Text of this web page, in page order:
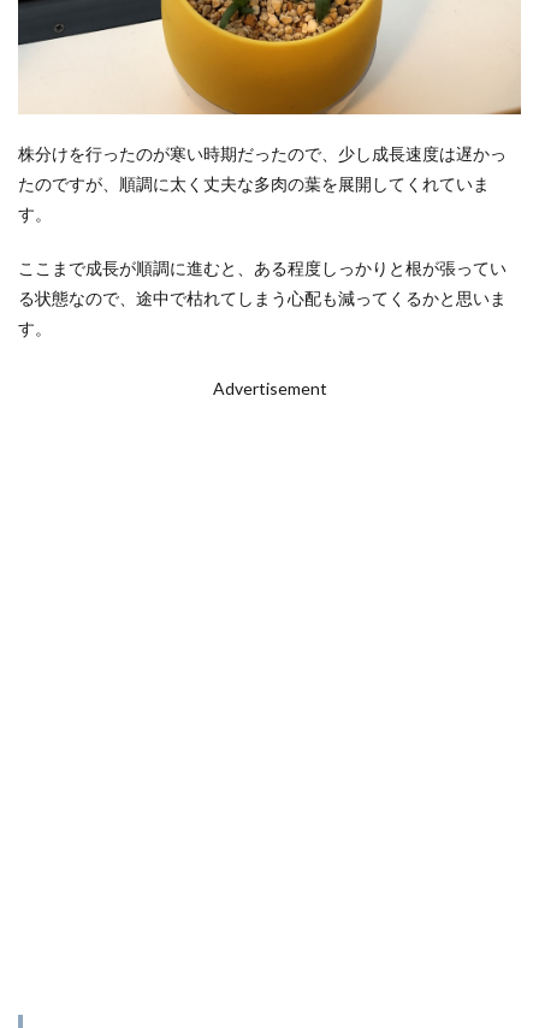
株分けを行ったのが寒い時期だったので、少し成長速度は遅かっ
たのですが、順調に太く丈夫な多肉の葉を展開してくれていま
す。
ここまで成長が順調に進むと、ある程度しっかりと根が張ってい
る状態なので、途中で枯れてしまう心配も減ってくるかと思いま
す。
Advertisement